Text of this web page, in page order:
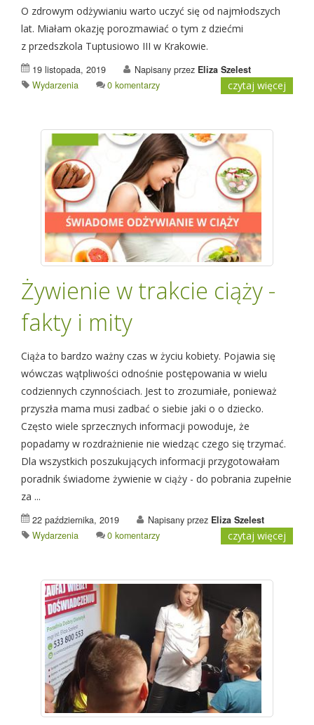
O zdrowym odżywianiu warto uczyć się od najmłodszych
lat. Miałam okazję porozmawiać o tym z dziećmi
z przedszkola Tuptusiowo III w Krakowie.
19 listopada, 2019 Napisany przez Eliza Szelest
Wydarzenia
0 komentarzy czytaj więcej
Żywienie w trakcie ciąży -
fakty i mity
Ciąża to bardzo ważny czas w życiu kobiety. Pojawia się
wówczas wątpliwości odnośnie postępowania w wielu
codziennych czynnościach. Jest to zrozumiałe, ponieważ
przyszła mama musi zadbać o siebie jaki o o dziecko.
Często wiele sprzecznych informacji powoduje, że
popadamy w rozdrażnienie nie wiedząc czego się trzymać.
Dla wszystkich poszukujących informacji przygotowałam
poradnik świadome żywienie w ciąży - do pobrania zupełnie
za ...
22 października, 2019 Napisany przez Eliza Szelest
Wydarzenia
0 komentarzy czytaj więcej